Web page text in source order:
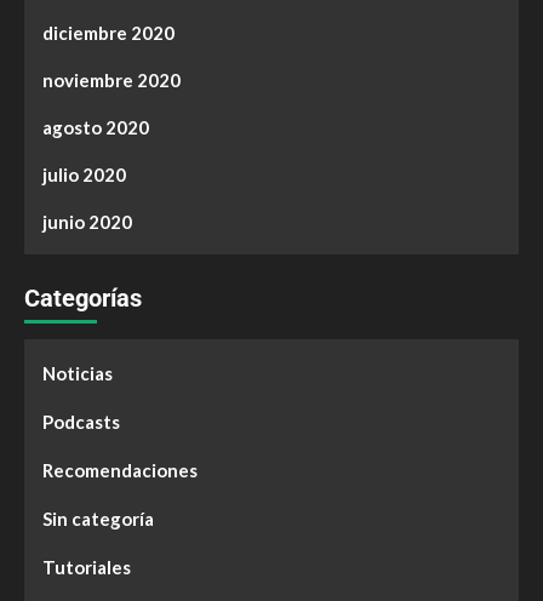
diciembre 2020
noviembre 2020
agosto 2020
julio 2020
junio 2020
Categorías
Noticias
Podcasts
Recomendaciones
Sin categoría
Tutoriales